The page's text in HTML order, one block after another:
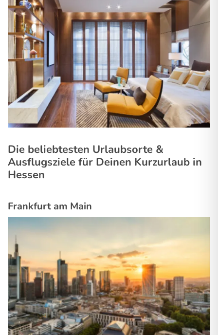
Die beliebtesten Urlaubsorte &
Ausflugsziele für Deinen Kurzurlaub in
Hessen
Frankfurt am Main